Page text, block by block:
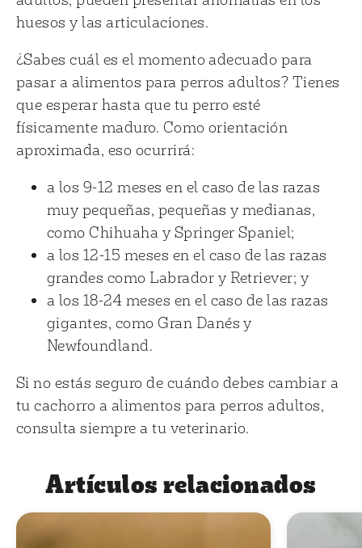
huesos y las articulaciones.
¿Sabes cuál es el momento adecuado para
pasar a alimentos para perros adultos? Tienes
que esperar hasta que tu perro esté
físicamente maduro. Como orientación
aproximada, eso ocurrirá:
a los 9-12 meses en el caso de las razas
muy pequeñas, pequeñas y medianas,
como Chihuaha y Springer Spaniel;
a los 12-15 meses en el caso de las razas
grandes como Labrador y Retriever; y
a los 18-24 meses en el caso de las razas
gigantes, como Gran Danés y
Newfoundland.
Si no estás seguro de cuándo debes cambiar a
tu cachorro a alimentos para perros adultos,
consulta siempre a tu veterinario.
Artículos relacionados